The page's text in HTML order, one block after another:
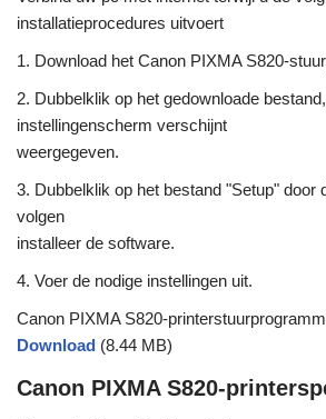
installatieprocedures uitvoert
1. Download het Canon PIXMA S820-
2. Dubbelklik op het gedownloade
instellingenscherm verschijnt
weergegeven.
3. Dubbelklik op het bestand "Setup" door
volgen
installeer de software.
4. Voer de nodige instellingen uit.
Canon PIXMA S820-
Download (8.44 MB)
Canon PIXMA S820-